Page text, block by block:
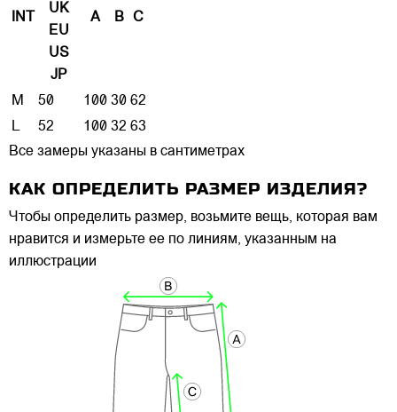
INT
UK
EU
US
JP
A B C
M 50 100 30 62
L
52 100 32 63
Все замеры указаны в сантиметрах
КАК ОПРЕДЕЛИТЬ РАЗМЕР ИЗДЕЛИЯ?
Чтобы определить размер, возьмите вещь, которая вам
нравится и измерьте ее по линиям, указанным на
иллюстрации